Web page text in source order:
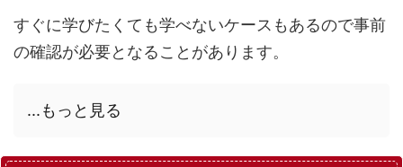
すぐに学びたくても学べないケースもあるので事前
の確認が必要となることがあります。
...もっと見る